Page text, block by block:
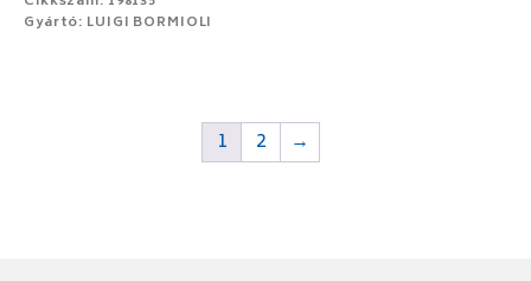
Gyártó: LUIGI BORMIOLI
1 2 →